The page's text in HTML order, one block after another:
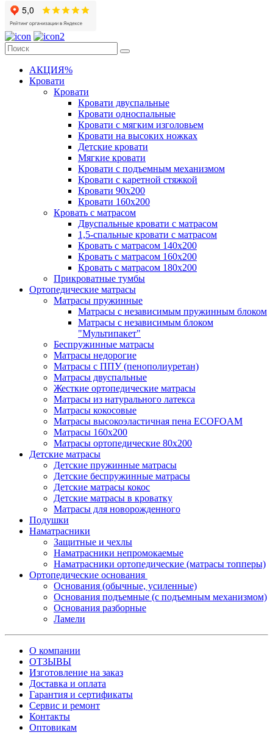
АКЦИЯ%
Кровати
Кровати
Кровати двуспальные
Кровати односпальные
Кровати с мягким изголовьем
Кровати на высоких ножках
Детские кровати
Мягкие кровати
Кровати с подъемным механизмом
Кровати с каретной стяжкой
Кровати 90х200
Кровати 160х200
Кровать с матрасом
Двуспальные кровати с матрасом
1,5-спальные кровати с матрасом
Кровать с матрасом 140х200
Кровать с матрасом 160х200
Кровать с матрасом 180х200
Прикроватные тумбы
Ортопедические матрасы
Матрасы пружинные
Матрасы с независимым пружинным блоком
Матрасы с независимым блоком
"Мультипакет"
Беспружинные матрасы
Матрасы недорогие
Матрасы с ППУ (пенополиуретан)
Матрасы двуспальные
Жесткие ортопедические матрасы
Матрасы из натурального латекса
Матрасы кокосовые
Матрасы высокоэластичная пена ECOFOAM
Матрасы 160х200
Матрасы ортопедические 80х200
Детские матрасы
Детские пружинные матрасы
Детские беспружинные матрасы
Детские матрасы кокос
Детские матрасы в кроватку
Матрасы для новорожденного
Подушки
Наматрасники
Защитные и чехлы
Наматрасники непромокаемые
Наматрасники ортопедические (матрасы топперы)
Ортопедические основания
Основания (обычные, усиленные)
Основания подъемные (с подъемным механизмом)
Основания разборные
Ламели
О компании
ОТЗЫВЫ
Изготовление на заказ
Доставка и оплата
Гарантия и сертификаты
Сервис и ремонт
Контакты
Оптовикам